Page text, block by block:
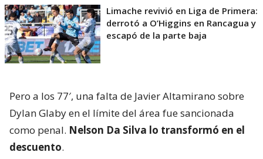
Limache revivió en Liga de Primera:
derrotó a O’Higgins en Rancagua y
escapó de la parte baja
Pero a los 77′, una falta de Javier Altamirano sobre
Dylan Glaby en el límite del área fue sancionada
como penal. Nelson Da Silva lo transformó en el
descuento.